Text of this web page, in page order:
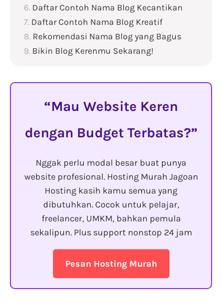
Daftar Contoh Nama Blog Kecantikan
Daftar Contoh Nama Blog Kreatif
Rekomendasi Nama Blog yang Bagus
Bikin Blog Kerenmu Sekarang!
Mau Website Keren
dengan Budget Terbatas?
Nggak perlu modal besar buat punya
website profesional. Hosting Murah Jagoan
Hosting kasih kamu semua yang
dibutuhkan. Cocok untuk pelajar,
freelancer, UMKM, bahkan pemula
sekalipun. Plus support nonstop 24 jam
Pesan Hosting Murah